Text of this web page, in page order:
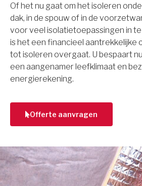
Of het nu gaat om het isoleren
dak, in de spouw of in de
voor veel isolatietoepassingen in
is het een financieel aantrekkelijke
tot isoleren overgaat. U bespaart
een aangenamer leefklimaat en
energierekening.
Offerte aanvragen